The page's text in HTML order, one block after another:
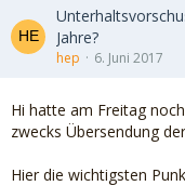
Jahre?
hep 6. Juni 2017
Hi hatte am Freitag
zwecks Übersendung
Hier die wichtigsten